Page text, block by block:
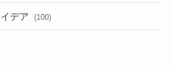
デア (100)